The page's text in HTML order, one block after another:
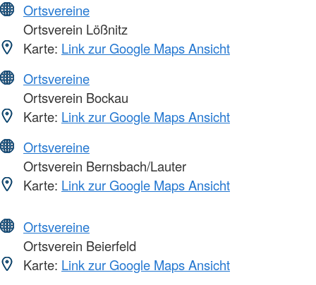
Ortsvereine
Ortsverein Lößnitz
Karte: Link zur Google Maps Ansicht
Ortsvereine
Ortsverein Bockau
Karte: Link zur Google Maps Ansicht
Ortsvereine
Ortsverein Bernsbach/Lauter
Karte: Link zur Google Maps Ansicht
Ortsvereine
Ortsverein Beierfeld
Karte: Link zur Google Maps Ansicht